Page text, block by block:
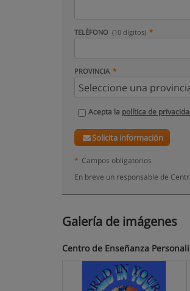
TELÉFONO (10 dígitos)
PROVINCIA
Acepta la política de
Solicita información
* Campos obligatorios
En breve un responsable de
Galería de imágenes
Centro de Enseñanza